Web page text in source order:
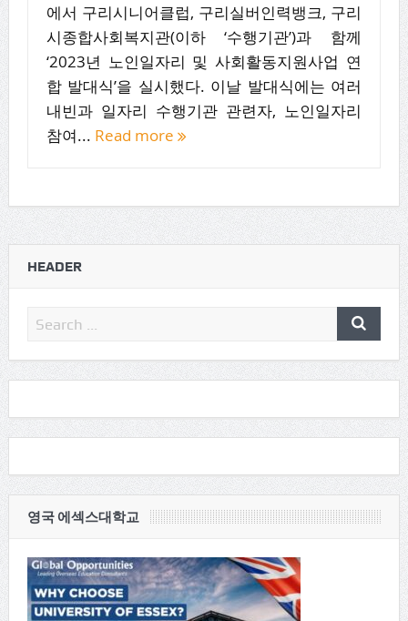
에서 구리시니어클럽, 구리실버인력뱅크, 구리
시종합사회복지관(이하 ‘수행기관’)과 함께
‘2023년 노인일자리 및 사회활동지원사업 연
합 발대식’을 실시했다. 이날 발대식에는 여러
내빈과 일자리 수행기관 관련자, 노인일자리
참여... Read more
HEADER
영국 에섹스대학교